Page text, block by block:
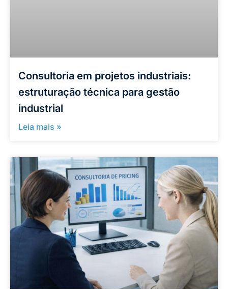
Consultoria em projetos industriais:
estruturação técnica para gestão
industrial
Leia mais »